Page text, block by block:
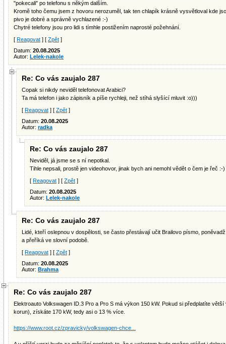
"pokecali" po telefonu s někým dalším.
Kromě toho čemu jsem z hovoru nerozuměl, tak ten chlapík krásně vysvětloval kde
pivo je dobré a správně vychlazené :-)
Chytré telefony jsou pro lidi s tímhle postižením naprosté požehnání.
[ Reagovat ] [ Zpět ]
Datum: 20.08.2025
Autor: Lelek-nakole
Re: Co vás zaujalo 287
Copak si nikdy neviděl telefonovat Arabici?
Ta má telefon i jako zápisník a píše rychleji, než stíhá slyšící mluvit :o)))
[ Reagovat ] [ Zpět ]
Datum: 20.08.2025
Autor: radka
Re: Co vás zaujalo 287
Neviděl, já jsme se s ní nepotkal.
Tihle nepsali, prostě jen videohovor, jinak bych ani nemohl vědět o čem je řeč :-)
[ Reagovat ] [ Zpět ]
Datum: 20.08.2025
Autor: Lelek-nakole
Re: Co vás zaujalo 287
Lidé, kteří oslepnou v dospělosti, se často přestávají učit Brailovo písmo,
a přeříká ve slovní podobě.
[ Reagovat ] [ Zpět ]
Datum: 20.08.2025
Autor: Brahma
Re: Co vás zaujalo 287
Elektroauto Volkswagen ID.3 Pro a Pro S má výkon 150 kW. Pokud si předplatíte
korun), získáte 170 kW, tedy asi o 13 % více.
https://www.root.cz/zpravicky/volkswagen-chce...